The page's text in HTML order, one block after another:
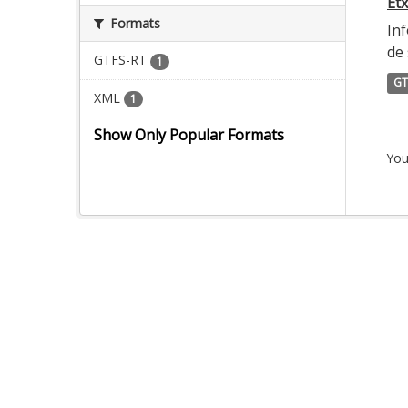
Formats
GTFS-RT 1
XML 1
Show Only Popular Formats
de